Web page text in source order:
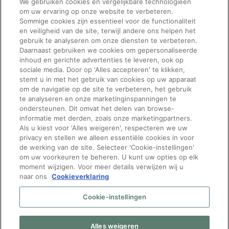
looking
for
jobs
should
not
put
anything
here.
See All Jobs
Vragen over
werken bij bpost?
Neem gerust contact op
met onze recruiters:
[email protected]of bel
Mijn gdpr-rechten|Privacy
Privacy notice
Volg Manpower
om uw ervaring op onze website te verbeteren.
Sommige cookies zijn essentieel voor de functionaliteit
en veiligheid van de site, terwijl andere ons helpen het
gebruik te analyseren om onze diensten te verbeteren.
Daarnaast gebruiken we cookies om gepersonaliseerde
inhoud en gerichte advertenties te leveren, ook op
sociale media. Door op 'Alles accepteren' te klikken,
stemt u in met het gebruik van cookies op uw apparaat
om de navigatie op de site te verbeteren, het gebruik
te analyseren en onze marketinginspanningen te
ondersteunen. Dit omvat het delen van browse-
informatie met derden, zoals onze marketingpartners.
Als u kiest voor 'Alles weigeren', respecteren we uw
privacy en stellen we alleen essentiële cookies in voor
de werking van de site. Selecteer 'Cookie-instellingen'
om uw voorkeuren te beheren. U kunt uw opties op elk
moment wijzigen. Voor meer details verwijzen wij u
naar ons
Cookieverklaring
Cookie-instellingen
Alles weigeren